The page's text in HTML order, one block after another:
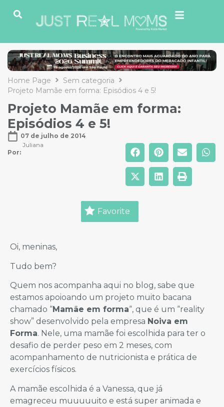
Home Page
Sem categoria
Projeto Mamãe em forma: Episódios 4 e 5!
Projeto Mamãe em forma:
Episódios 4 e 5!
07 de julho de 2014
Por:
Juliana
Favorite
Oi, meninas,
Tudo bem?
Quem nos acompanha aqui no blog, sabe que
estamos apoioando um projeto muito bacana
chamado “Mamãe em forma“, que é um “reality
show” desenvolvido pela empresa Noiva em
Forma. Nele, uma mamãe foi escolhida para ter o
desafio de perder peso em 2 meses, com
acompanhamento de nutricionista e prática de
exercícios físicos.
A mamãe escolhida é a Vanessa, que já
emagreceu muuuuuito e está super animada e